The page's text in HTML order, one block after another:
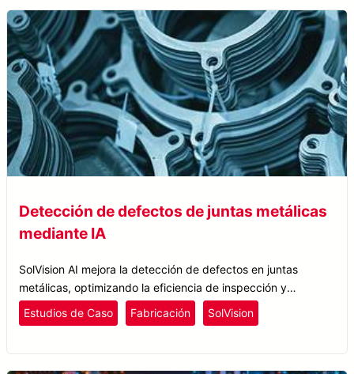
Detección de defectos de juntas metálicas
mediante IA
SolVision AI mejora la detección de defectos en juntas
metálicas, optimizando la eficiencia de inspección y
garantizando un rendimiento de alta calidad en las juntas.
Estudios de Caso Fabricación SolVision